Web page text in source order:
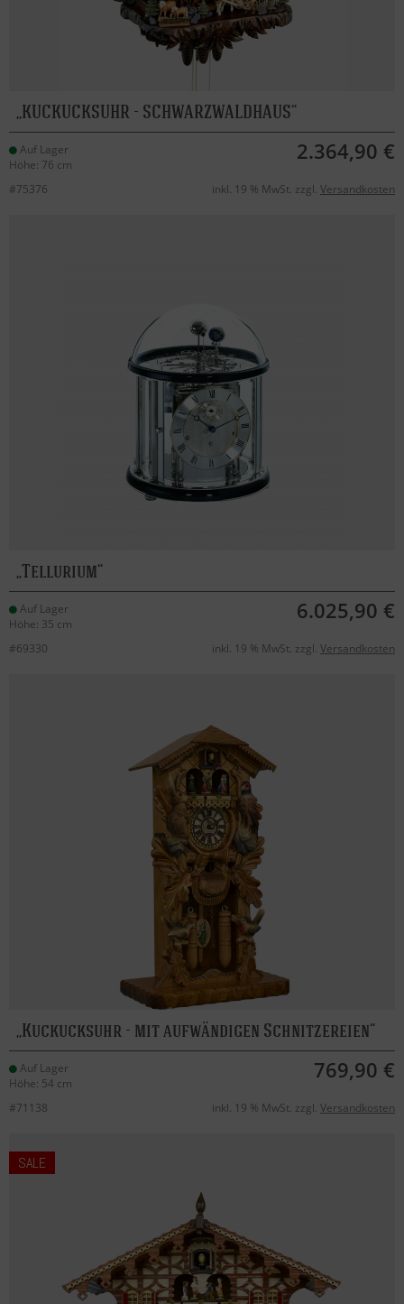
KUCKUCKSUHR - SCHWARZWALDHAUS
Auf Lager
Höhe: 76 cm
2.364,90 €
#75376 inkl. 19 % MwSt. zzgl. Versandkosten
Tellurium
Auf Lager
Höhe: 35 cm
6.025,90 €
#69330 inkl. 19 % MwSt. zzgl. Versandkosten
Kuckucksuhr - mit aufwändigen Schnitzereien
Auf Lager
Höhe: 54 cm
769,90 €
#71138 inkl. 19 % MwSt. zzgl. Versandkosten
SALE